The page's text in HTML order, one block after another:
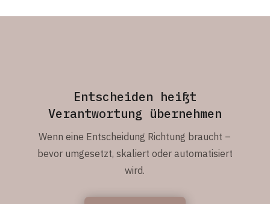
Entscheiden heißt
Verantwortung übernehmen
Wenn eine Entscheidung Richtung braucht –
bevor umgesetzt, skaliert oder automatisiert
wird.